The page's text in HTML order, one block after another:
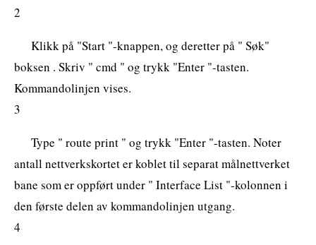
2
Klikk på "Start "-knappen, og deretter på " Søk"
boksen . Skriv " cmd " og trykk "Enter "-tasten.
Kommandolinjen vises.
3
Type " route print " og trykk "Enter "-tasten. Noter
antall nettverkskortet er koblet til separat målnettverket
bane som er oppført under " Interface List "-kolonnen i
den første delen av kommandolinjen utgang.
4